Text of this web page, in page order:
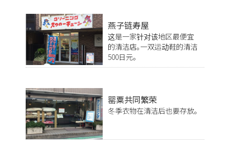
燕子链寿屋
这是一家针对该地区最便宜
的清洁店。一双运动鞋的清洁
500日元。
罂粟共同繁荣
冬季衣物在清洁后也要存放。